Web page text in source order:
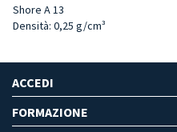
Shore A 13
Densità: 0,25 g/cm³
ACCEDI
FORMAZIONE